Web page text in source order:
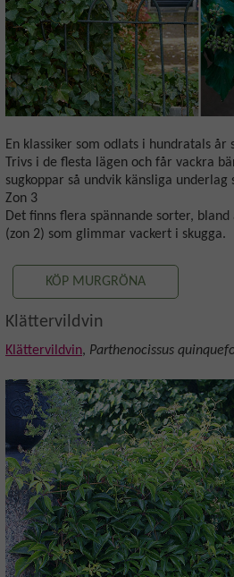
En klassiker som odlats i hundratals
Trivs i de flesta lägen och får vackra
sugkoppar så undvik känsliga
Zon 3
Det finns flera spännande sorter, bland
(zon 2) som glimmar vackert i skugga.
KÖP MURGRÖNA
Klättervildvin
Klättervildvin, Parthenocissus